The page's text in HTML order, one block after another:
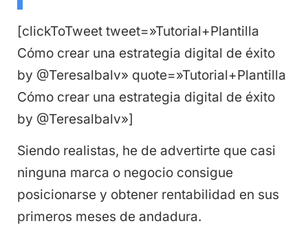
[clickToTweet tweet=»Tutorial+Plantilla
Cómo crear una estrategia digital de éxito
by @Teresalbalv» quote=»Tutorial+Plantilla
Cómo crear una estrategia digital de éxito
by @Teresalbalv»]
Siendo realistas, he de advertirte que casi
ninguna marca o negocio consigue
posicionarse y obtener rentabilidad en sus
primeros meses de andadura.